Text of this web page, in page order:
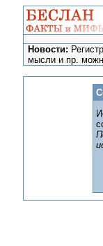
Новости:
мысли и пр.